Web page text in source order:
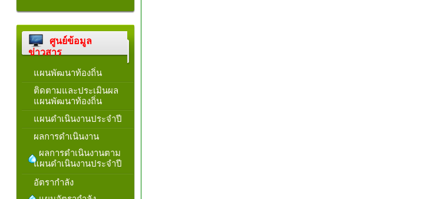
ศูนย์ข้อมูล
ข่าวสาร
แผนพัฒนาท้องถิ่น
ติดตามและประเมินผล
แผนพัฒนาท้องถิ่น
แผนดำเนินงานประจำปี
ผลการดำเนินงาน
ผลการดำเนินงานตาม
แผนดำเนินงานประจำปี
อัตรากำลัง